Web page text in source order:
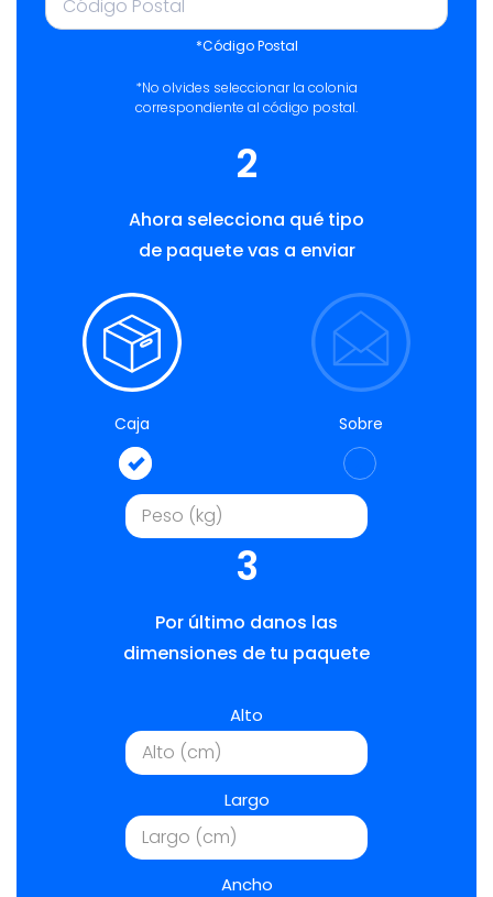
*Código Postal
*No olvides seleccionar la colonia
correspondiente al código postal.
2
Ahora selecciona qué tipo
de paquete vas a enviar
Caja Sobre
3
Por último danos las
dimensiones de tu paquete
Alto
Largo
Ancho